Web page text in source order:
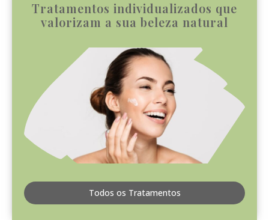
Tratamentos individualizados que
valorizam a sua beleza natural
Todos os Tratamentos